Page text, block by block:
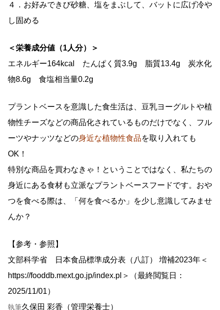
４．お好みできび砂糖、塩をまぶして、バットに広げ冷や
し固める
＜栄養成分値（1人分）＞
エネルギー164kcal たんぱく質3.9g 脂質13.4g 炭水化
物8.6g 食塩相当量0.2g
プラントベースを意識した食生活は、豆乳ヨーグルトや植
物性チーズなどの商品化されているものだけでなく、フル
ーツやナッツなどの身近な植物性食品を取り入れても
OK！
特別な商品を買わなきゃ！ということではなく、私たちの
身近にある食材も立派なプラントベースフードです。おや
つを食べる際は、「何を食べるか」を少し意識してみませ
んか？
【参考・参照】
文部科学省 日本食品標準成分表（八訂） 増補2023年＜
https://fooddb.mext.go.jp/index.pl＞（最終閲覧日：
2025/11/01）
執筆久保田 彩香（管理栄養士）